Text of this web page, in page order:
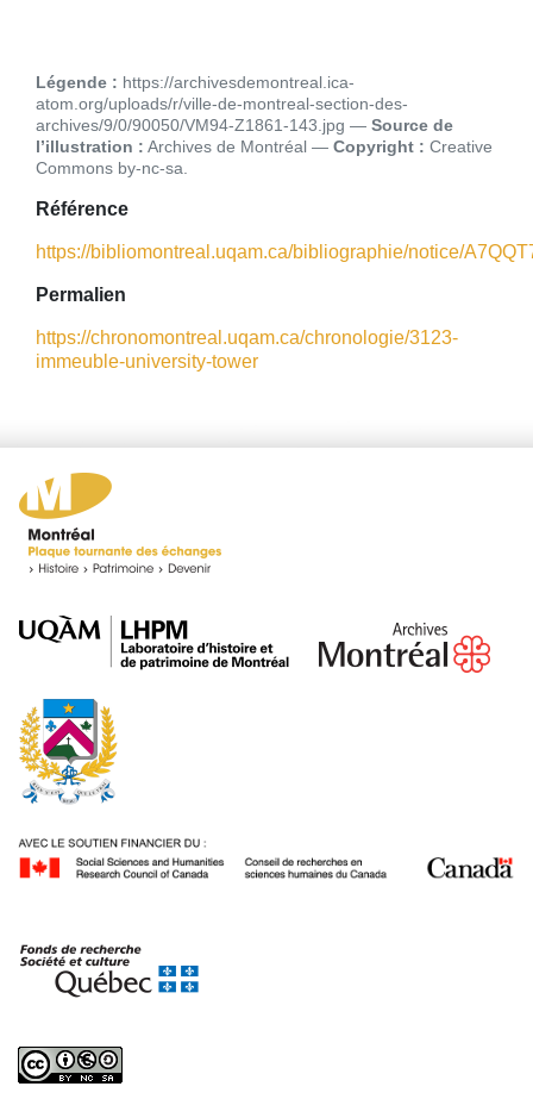
Légende : https://archivesdemontreal.ica-
atom.org/uploads/r/ville-de-montreal-section-des-
archives/9/0/90050/VM94-Z1861-143.jpg
Source de
l’illustration : Archives de Montréal Copyright : Creative
Commons by-nc-sa
Référence
https://bibliomontreal.uqam.ca/bibliographie/notice/
Permalien
https://chronomontreal.uqam.ca/chronologie/3123-
immeuble-university-tower